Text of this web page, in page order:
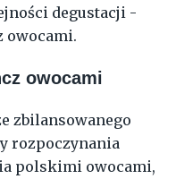
degustacji -
owocami.
owocami
zbilansowanego
rozpoczynania
polskimi owocami,